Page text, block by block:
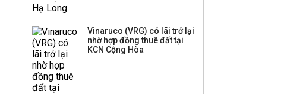
hàng
Dự án Sheraton Phú
Vinaruco (VRG) có lãi trở lại
nhờ hợp đồng thuê đất tại
KCN Cộng Hòa